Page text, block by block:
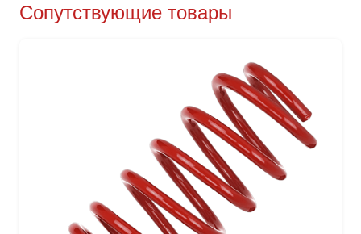
Сопутствующие товары